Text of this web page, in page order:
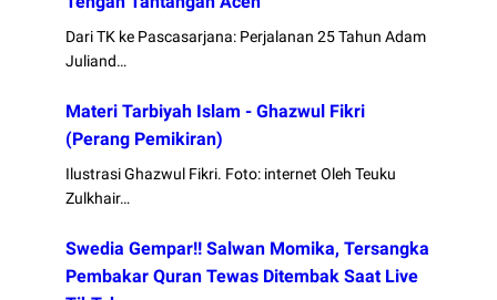
Dari TK ke Pascasarjana: Perjalanan 25 Tahun Adam
Juliand…
Materi Tarbiyah Islam - Ghazwul Fikri
(Perang Pemikiran)
Ilustrasi Ghazwul Fikri. Foto: internet Oleh Teuku
Zulkhair…
Swedia Gempar!! Salwan Momika, Tersangka
Pembakar Quran Tewas Ditembak Saat Live